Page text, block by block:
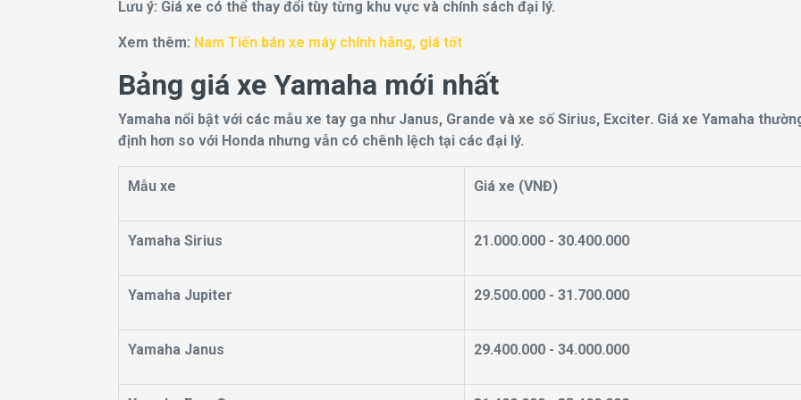
Lưu ý: Giá xe có thể thay đổi tùy từng khu vực và chính sách đại lý.
Xem thêm: Nam Tiến bán xe máy chính hãng, giá tốt
Bảng giá xe Yamaha mới nhất
Yamaha nổi bật với các mẫu xe tay ga như Janus, Grande và xe số Sirius, Exciter. Giá xe Yamaha
định hơn so với Honda nhưng vẫn có chênh lệch tại các đại lý.
Mẫu xe Giá xe (VNĐ)
Yamaha Sirius 21.000.000 - 30.400.000
Yamaha Jupiter 29.500.000 - 31.700.000
Yamaha Janus 29.400.000 - 34.000.000